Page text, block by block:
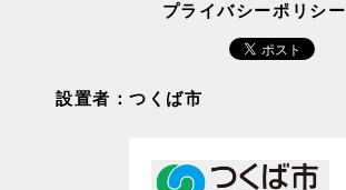
プライバシーポリシー
設置者：つくば市